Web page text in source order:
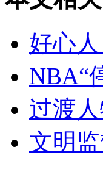
好心人
NBA“
过渡人
文明